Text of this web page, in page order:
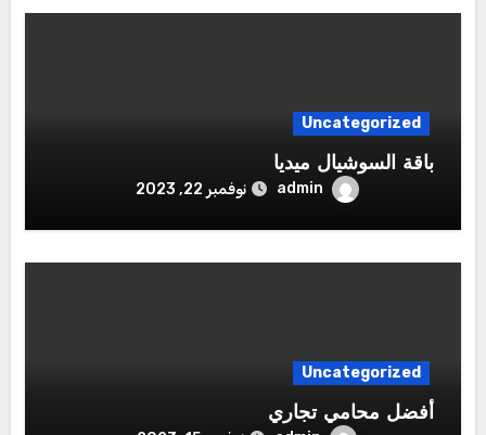
Uncategorized
باقة السوشيال ميديا
admin نوفمبر 22, 2023
Uncategorized
أفضل محامي تجاري